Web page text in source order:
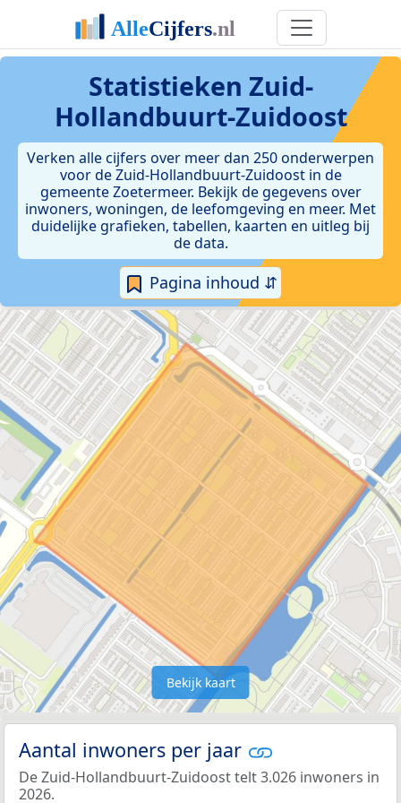
Statistieken Zuid-
Hollandbuurt-Zuidoost
Verken alle cijfers over meer dan 250 onderwerpen
voor de Zuid-Hollandbuurt-Zuidoost in de
gemeente Zoetermeer. Bekijk de gegevens over
inwoners, woningen, de leefomgeving en meer. Met
duidelijke grafieken, tabellen, kaarten en uitleg bij
de data.
Pagina inhoud ⇵
Bekijk kaart
Aantal inwoners per jaar
De Zuid-Hollandbuurt-Zuidoost telt 3.026 inwoners in
2026.